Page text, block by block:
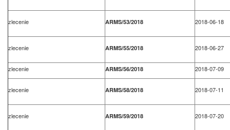
zlecenie ARMS/53/2018 2018-06-18
zlecenie ARMS/55/2018 2018-06-27
zlecenie ARMS/56/2018 2018-07-09
zlecenie ARMS/58/2018 2018-07-11
zlecenie ARMS/59/2018 2018-07-20